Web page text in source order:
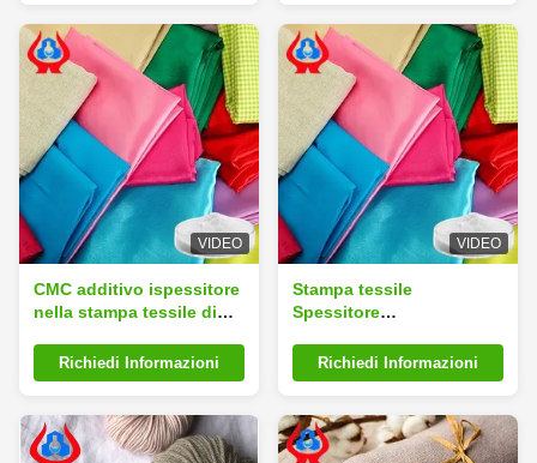
VIDEO
CMC additivo ispessitore
nella stampa tessile di
Richiedi Informazioni
VIDEO
Stampa tessile
Spessitore
Sodio CMC
Richiedi Informazioni